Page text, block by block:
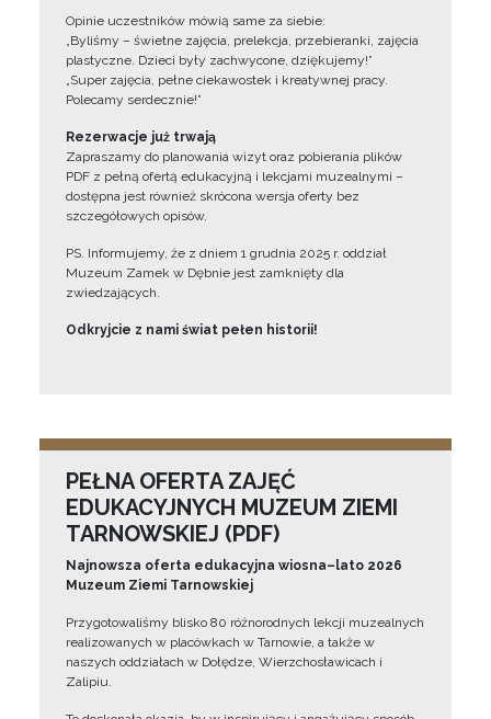
Opinie uczestników mówią same za siebie:
„Byliśmy – świetne zajęcia, prelekcja, przebieranki, zajęcia
plastyczne. Dzieci były zachwycone, dziękujemy!”
„Super zajęcia, pełne ciekawostek i kreatywnej pracy.
Polecamy serdecznie!”
Rezerwacje już trwają
Zapraszamy do planowania wizyt oraz pobierania plików
PDF z pełną ofertą edukacyjną i lekcjami muzealnymi –
dostępna jest również skrócona wersja oferty bez
szczegółowych opisów.
PS. Informujemy, że z dniem 1 grudnia 2025 r. oddział
Muzeum Zamek w Dębnie jest zamknięty dla
zwiedzających.
Odkryjcie z nami świat pełen historii!
PEŁNA OFERTA ZAJĘĆ
EDUKACYJNYCH MUZEUM ZIEMI
TARNOWSKIEJ (PDF)
Najnowsza oferta edukacyjna wiosna–lato 2026
Muzeum Ziemi Tarnowskiej
Przygotowaliśmy blisko 80 różnorodnych lekcji muzealnych
realizowanych w placówkach w Tarnowie, a także w
naszych oddziałach w Dołędze, Wierzchosławicach i
Zalipiu.